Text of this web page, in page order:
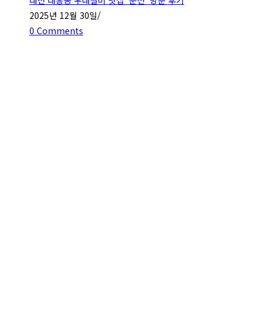
2025년 12월 30일/
0 Comments